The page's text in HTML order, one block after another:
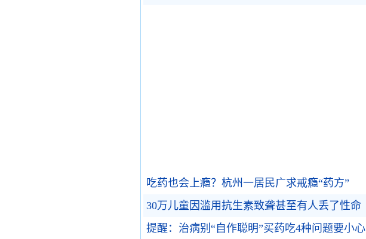
吃药也会上瘾？杭州一居民广求戒瘾“药方”
30万儿童因滥用抗生素致聋甚至有人丢了性命
提醒：治病别“自作聪明”买药吃4种问题要小心